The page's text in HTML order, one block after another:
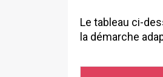
Le tableau ci-
la démarche